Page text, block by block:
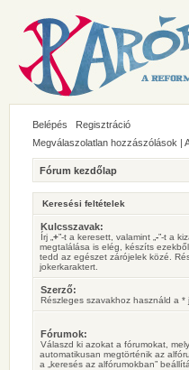
Belépés
Regisztráció
Megválaszolatlan hozzászólások |
Fórum kezdőlap
Keresési feltételek
Kulcsszavak:
Írj „ +”-t a keresett, valamint „ -”-t a
megtalálása is elég, készíts ezekből
tedd az egészet zárójelek közé.
jokerkaraktert.
Szerző:
Részleges szavakhoz használd a *
Fórumok:
Válaszd ki azokat a fórumokat,
automatikusan megtörténik az
a „keresés az alfórumokban”